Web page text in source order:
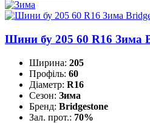
Шини бу 205 60 R16 Зима
Ширина: 205
Профіль: 60
Діаметр: R16
Сезон: Зима
Бренд: Bridgestone
Зал. прот.: 70%